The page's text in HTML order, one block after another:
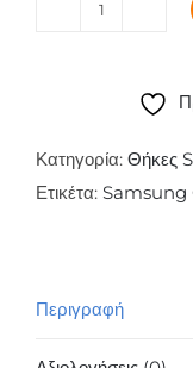
Spark
για
Samsung
Κατηγορία: Θήκες
Ετικέτα: Samsung
Περιγραφή